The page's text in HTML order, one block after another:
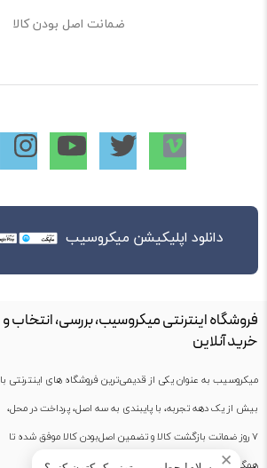
ضمانت اصل بودن کالا
دانلود اپلیکیشن میکروسیب
فروشگاه اینترنتی میکروسیب، بررسی، انتخاب و
خرید آنلاین
میکروسیب به عنوان یکی از قدیمی‌ترین فروشگاه های اینترنتی با
بیش از یک دهه تجربه، با پایبندی به سه اصل، پرداخت در محل،
۷ روز ضمانت بازگشت کالا و تضمین اصل‌بودن کالا موفق شده تا
✕